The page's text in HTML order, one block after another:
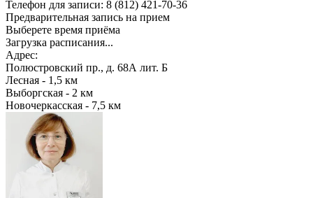
Телефон для записи: 8 (812) 421-70-36
Предварительная запись на прием
Выберете время приёма
Загрузка расписания...
Адрес:
Полюстровский пр., д. 68А лит. Б
Лесная - 1,5 км
Выборгская - 2 км
Новочеркасская - 7,5 км